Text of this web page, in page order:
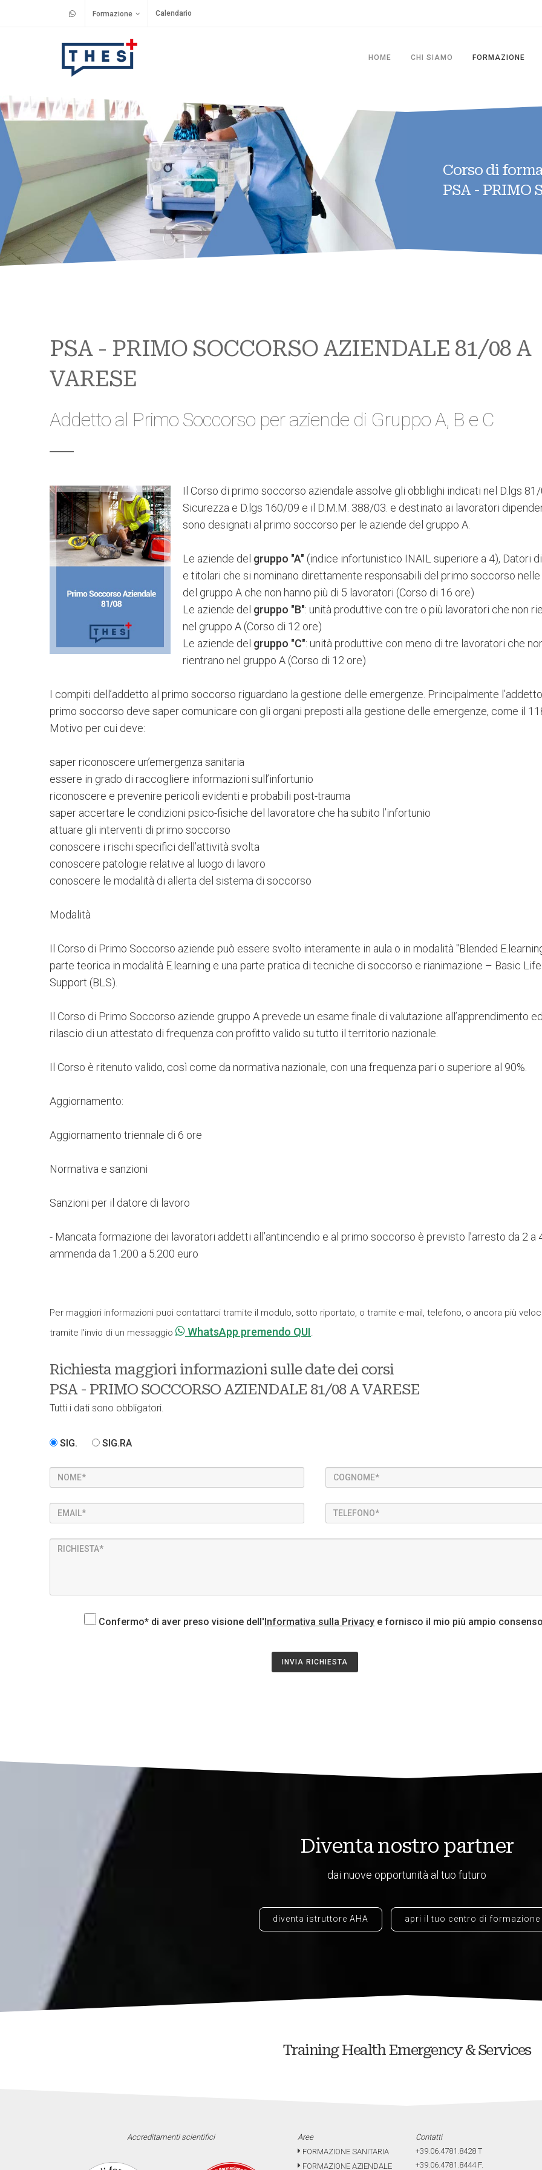
Formazione Calendario
HOME CHI SIAMO FORMAZIONE
Corso di
PSA - PRIMO
PSA - PRIMO SOCCORSO AZIENDALE 81/08 A
VARESE
Addetto al Primo Soccorso per aziende di Gruppo A, B e C
Il Corso di primo soccorso aziendale assolve gli obblighi indicati nel D.lgs 81/
Sicurezza e D.lgs 160/09 e il D.M.M. 388/03. e destinato ai lavoratori
sono designati al primo soccorso per le aziende del gruppo A.
Le aziende del gruppo "A" (indice infortunistico INAIL superiore a 4), Datori
e titolari che si nominano direttamente responsabili del primo soccorso
del gruppo A che non hanno più di 5 lavoratori (Corso di 16 ore)
Le aziende del gruppo "B": unità produttive con tre o più lavoratori che non
nel gruppo A (Corso di 12 ore)
Le aziende del gruppo "C": unità produttive con meno di tre lavoratori che
rientrano nel gruppo A (Corso di 12 ore)
I compiti dell’addetto al primo soccorso riguardano la gestione delle emergenze. Principalmente
primo soccorso deve saper comunicare con gli organi preposti alla gestione delle emergenze, come il
Motivo per cui deve:
saper riconoscere un’emergenza sanitaria
essere in grado di raccogliere informazioni sull’infortunio
riconoscere e prevenire pericoli evidenti e probabili post-trauma
saper accertare le condizioni psico-fisiche del lavoratore che ha subito l’infortunio
attuare gli interventi di primo soccorso
conoscere i rischi specifici dell’attività svolta
conoscere patologie relative al luogo di lavoro
conoscere le modalità di allerta del sistema di soccorso
Modalità
Il Corso di Primo Soccorso aziende può essere svolto interamente in aula o in modalità "Blended
parte teorica in modalità E.learning e una parte pratica di tecniche di soccorso e rianimazione – Basic Life
Support (BLS).
Il Corso di Primo Soccorso aziende gruppo A prevede un esame finale di valutazione all’apprendimento
rilascio di un attestato di frequenza con profitto valido su tutto il territorio nazionale.
Il Corso è ritenuto valido, così come da normativa nazionale, con una frequenza pari o superiore al 90%.
Aggiornamento:
Aggiornamento triennale di 6 ore
Normativa e sanzioni
Sanzioni per il datore di lavoro
- Mancata formazione dei lavoratori addetti all’antincendio e al primo soccorso è previsto l’arresto da 2 a
ammenda da 1.200 a 5.200 euro
Per maggiori informazioni puoi contattarci tramite il modulo, sotto riportato, o tramite e-mail, telefono, o ancora più
tramite l'invio di un messaggio
WhatsApp premendo QUI.
Richiesta maggiori informazioni sulle date dei corsi
PSA - PRIMO SOCCORSO AZIENDALE 81/08 A VARESE
Tutti i dati sono obbligatori.
SIG. SIG.RA
Confermo* di aver preso visione dell'Informativa sulla Privacy e fornisco il mio più ampio
INVIA RICHIESTA
Diventa nostro partner
dai nuove opportunità al tuo futuro
diventa istruttore AHA apri il tuo centro di formazione
Training Health Emergency & Services
Accreditamenti scientifici
Aree
FORMAZIONE SANITARIA
FORMAZIONE AZIENDALE
Contatti
+39.06.4781.8428 T
+39.06.4781.8444F.